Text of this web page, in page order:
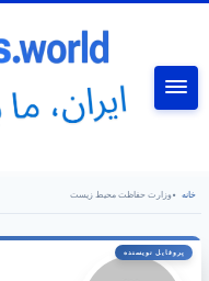
خانه •وزارت حفاظت محیط زیست